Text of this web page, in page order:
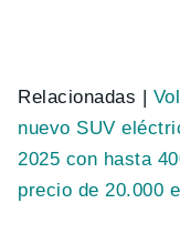
Relacionadas |
nuevo SUV
2025 con hasta
precio de 20.000